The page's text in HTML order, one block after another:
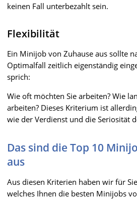
keinen Fall unterbezahlt sein.
Flexibilität
Ein Minijob von Zuhause aus sollte
Optimalfall zeitlich eigenständig
sprich:
Wie oft möchten Sie arbeiten? Wie
arbeiten? Dieses Kriterium ist
wie der Verdienst und die Seriosität
Das sind die Top 10
aus
Aus diesen Kriterien haben wir für
welches Ihnen die besten Minijobs